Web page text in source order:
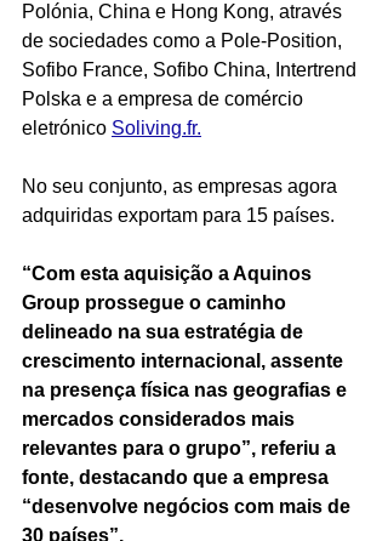
Polónia, China e Hong Kong, através
de sociedades como a Pole-Position,
Sofibo France, Sofibo China, Intertrend
Polska e a empresa de comércio
eletrónico Soliving.fr.
No seu conjunto, as empresas agora
adquiridas exportam para 15 países.
“Com esta aquisição a Aquinos
Group prossegue o caminho
delineado na sua estratégia de
crescimento internacional, assente
na presença física nas geografias e
mercados considerados mais
relevantes para o grupo”, referiu a
fonte, destacando que a empresa
“desenvolve negócios com mais de
30 países”.